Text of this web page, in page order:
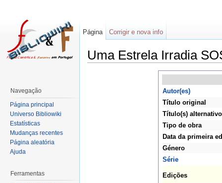
Uma Estrela Irradia
Autor(es)
Título original
Título(s)
Tipo de obra
Data da primeira
Género
Série
Edições
Página Corrigir e nova info
Navegação
Página principal
Universo Bibliowiki
Estatísticas
Mudanças recentes
Página aleatória
Ajuda
Ferramentas